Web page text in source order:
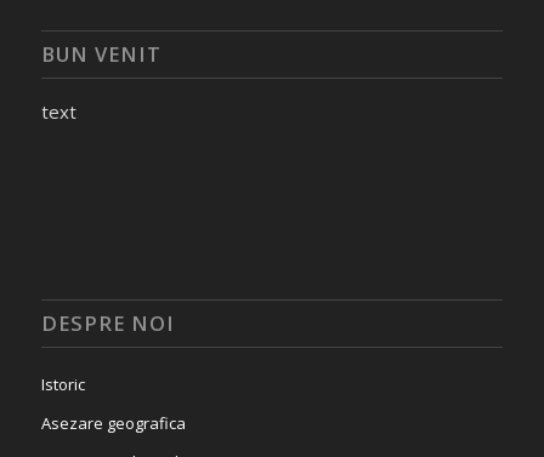
BUN VENIT
text
DESPRE NOI
Istoric
Asezare geografica